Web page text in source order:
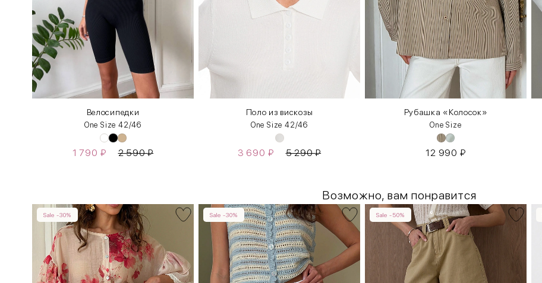
Велосипедки
One Size 42/46
1 790 ₽ 2 590₽
Поло из вискозы
One Size 42/46
3 690 ₽ 5 290₽
Рубашка «Колосок»
One Size
12 990 ₽
Возможно, вам понравится
Sale -30% Sale -30% Sale -50%